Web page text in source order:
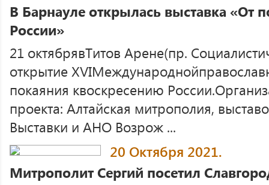
В Барнауле открылась выставка «От
России»
21 октябрявТитов Арене(пр.
открытие
покаяния квоскресению
проекта: Алтайская митрополия,
Выставки и АНО Возрож ...
20 Октября 2021.
Митрополит Сергий посетил